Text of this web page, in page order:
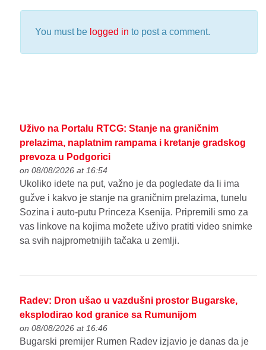
You must be logged in to post a comment.
Uživo na Portalu RTCG: Stanje na graničnim
prelazima, naplatnim rampama i kretanje gradskog
prevoza u Podgorici
on 08/08/2026 at 16:54
Ukoliko idete na put, važno je da pogledate da li ima
gužve i kakvo je stanje na graničnim prelazima, tunelu
Sozina i auto-putu Princeza Ksenija. Pripremili smo za
vas linkove na kojima možete uživo pratiti video snimke
sa svih najprometnijih tačaka u zemlji.
Radev: Dron ušao u vazdušni prostor Bugarske,
eksplodirao kod granice sa Rumunijom
on 08/08/2026 at 16:46
Bugarski premijer Rumen Radev izjavio je danas da je